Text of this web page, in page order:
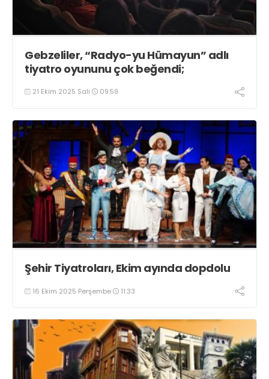
Gebzeliler, “Radyo-yu Hümayun” adlı
tiyatro oyununu çok beğendi;
21 Ekim 2025 Salı 09:59
Şehir Tiyatroları, Ekim ayında dopdolu
16 Ekim 2025 Perşembe 11:33